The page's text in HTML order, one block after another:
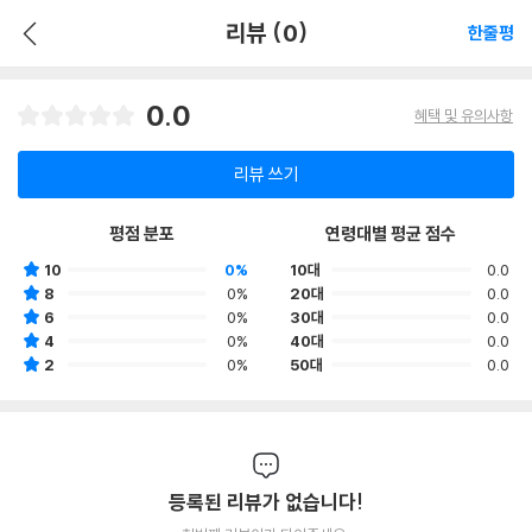
리뷰 (0) 한줄평
0.0 혜택 및 유의사항
리뷰 쓰기
평점 분포
10
0%
8
0%
6
0%
4
0%
2
0%
연령대별 평균 점수
10대
0.0
20대
0.0
30대
0.0
40대
0.0
50대
0.0
등록된 리뷰가 없습니다!